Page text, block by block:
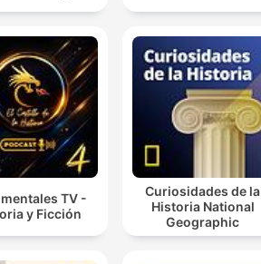
TV -
y Ficción
Curiosidades de la
Historia National
Geographic